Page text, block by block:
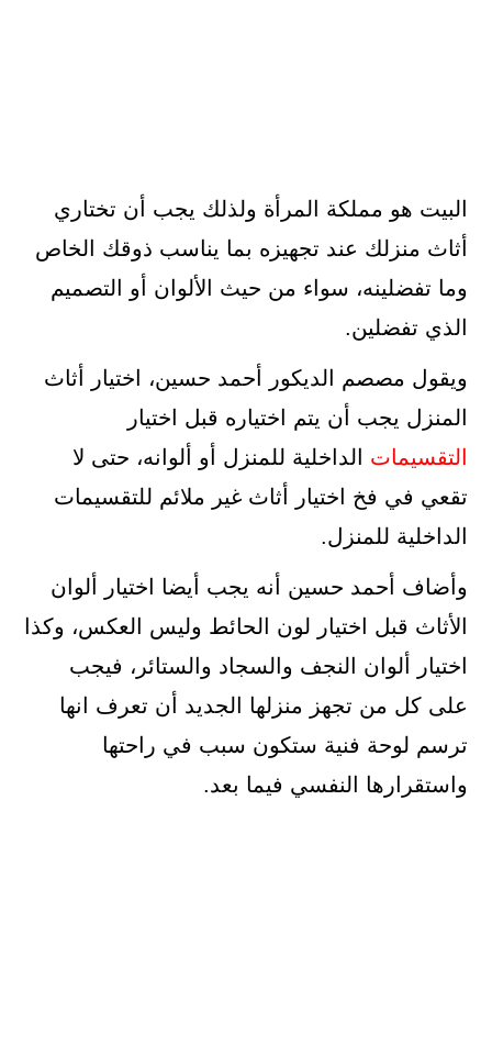
البيت هو مملكة المرأة ولذلك يجب أن تختاري
أثاث منزلك عند تجهيزه بما يناسب ذوقك الخاص
وما تفضلينه، سواء من حيث الألوان أو التصميم
الذي تفضلين.
ويقول مصصم الديكور أحمد حسين، اختيار أثاث
المنزل يجب أن يتم اختياره قبل اختيار
التقسيمات الداخلية للمنزل أو ألوانه، حتى لا
تقعي في فخ اختيار أثاث غير ملائم للتقسيمات
الداخلية للمنزل.
وأضاف أحمد حسين أنه يجب أيضا اختيار ألوان
الأثاث قبل اختيار لون الحائط وليس العكس، وكذا
اختيار ألوان النجف والسجاد والستائر، فيجب
على كل من تجهز منزلها الجديد أن تعرف انها
ترسم لوحة فنية ستكون سبب في راحتها
واستقرارها النفسي فيما بعد.